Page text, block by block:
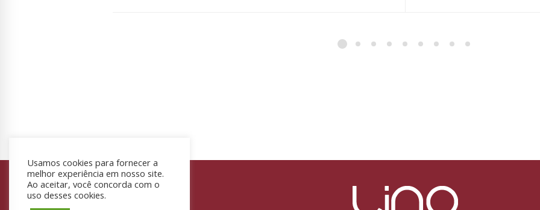
Informações de contato:
WhatsApp: 041 98522-6390
Usamos cookies para fornecer a
melhor experiência em nosso site.
Ao aceitar, você concorda com o
uso desses cookies.